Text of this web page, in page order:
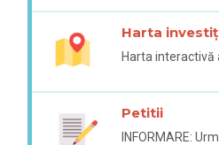
Harta
Harta interactivă
Petitii
INFORMARE: